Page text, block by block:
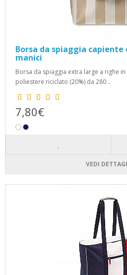
Borsa da spiaggia capiente
manici
Borsa da spiaggia extra large a righe
poliestere riciclato (20%) da 280 ..
7,80€
VEDI